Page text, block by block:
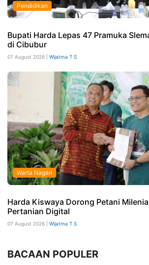
Pendidikan
Bupati Harda Lepas 47 Pramuka
di Cibubur
07 August 2026 | Wijatma T S
Warta Nagari
Harda Kiswaya Dorong Petani
Pertanian Digital
07 August 2026 | Wijatma T S
BACAAN POPULER